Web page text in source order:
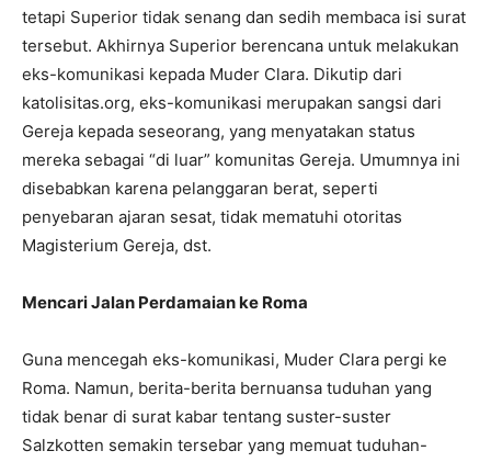
tetapi Superior tidak senang dan sedih membaca isi surat
tersebut. Akhirnya Superior berencana untuk melakukan
eks-komunikasi kepada Muder Clara. Dikutip dari
katolisitas.org, eks-komunikasi merupakan sangsi dari
Gereja kepada seseorang, yang menyatakan status
mereka sebagai “di luar” komunitas Gereja. Umumnya ini
disebabkan karena pelanggaran berat, seperti
penyebaran ajaran sesat, tidak mematuhi otoritas
Magisterium Gereja, dst.
Mencari Jalan Perdamaian ke Roma
Guna mencegah eks-komunikasi, Muder Clara pergi ke
Roma. Namun, berita-berita bernuansa tuduhan yang
tidak benar di surat kabar tentang suster-suster
Salzkotten semakin tersebar yang memuat tuduhan-